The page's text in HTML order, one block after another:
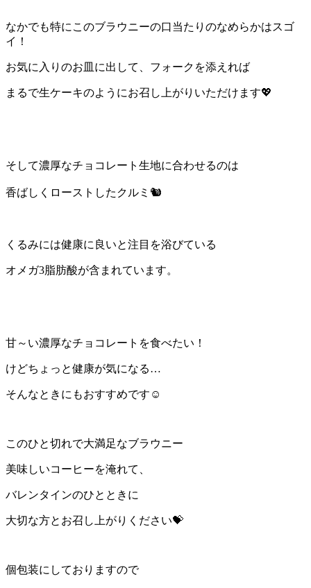
なかでも特にこのブラウニーの口当たりのなめらかはスゴ
イ！
お気に入りのお皿に出して、フォークを添えれば
まるで生ケーキのようにお召し上がりいただけます💖
そして濃厚なチョコレート生地に合わせるのは
香ばしくローストしたクルミ🐿️
くるみには健康に良いと注目を浴びている
オメガ3脂肪酸が含まれています。
甘～い濃厚なチョコレートを食べたい！
けどちょっと健康が気になる…
そんなときにもおすすめです☺
このひと切れで大満足なブラウニー
美味しいコーヒーを淹れて、
バレンタインのひとときに
大切な方とお召し上がりください💝
個包装にしておりますので